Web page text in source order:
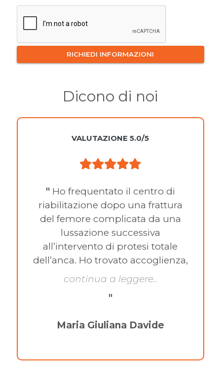
Dicono di noi
VALUTAZIONE 5.0/5
"Ho frequentato il centro di
riabilitazione dopo una frattura
del femore complicata da una
lussazione successiva
all’intervento di protesi totale
dell’anca. Ho trovato accoglienza,
continua a leggere..
"
Maria Giuliana Davide